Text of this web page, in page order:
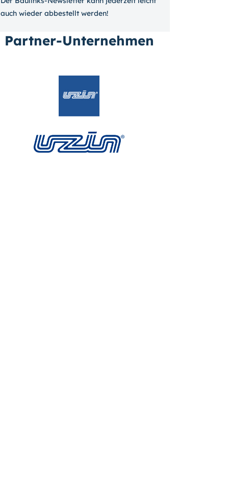
auch wieder ab­bestellt werden!
Partner-Unternehmen